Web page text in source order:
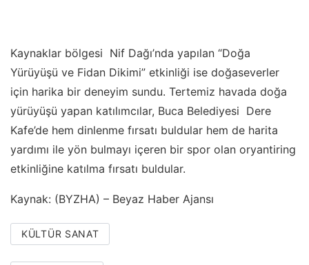
Kaynaklar bölgesi Nif Dağı’nda yapılan “Doğa
Yürüyüşü ve Fidan Dikimi” etkinliği ise doğaseverler
için harika bir deneyim sundu. Tertemiz havada doğa
yürüyüşü yapan katılımcılar, Buca Belediyesi Dere
Kafe’de hem dinlenme fırsatı buldular hem de harita
yardımı ile yön bulmayı içeren bir spor olan oryantiring
etkinliğine katılma fırsatı buldular.
Kaynak: (BYZHA) – Beyaz Haber Ajansı
KÜLTÜR SANAT